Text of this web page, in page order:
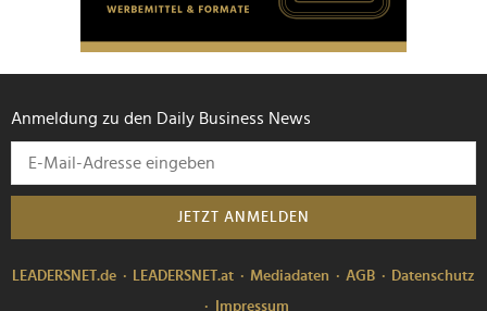
Anmeldung zu den Daily Business News
JETZT ANMELDEN
LEADERSNET.de LEADERSNET.at Mediadaten AGB
Datenschutz
Impressum